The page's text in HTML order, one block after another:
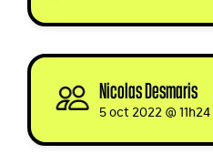
Nicolas Desmaris
5 oct 2022 @ 11h24